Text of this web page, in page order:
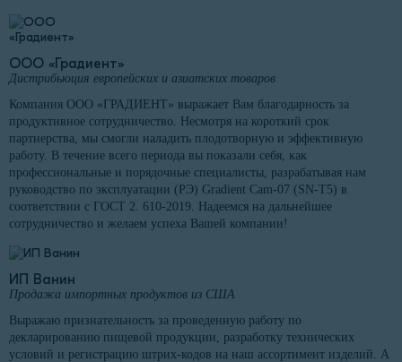
ООО «Градиент»
Дистрибьюция европейских и азиатских товаров
Компания ООО «ГРАДИЕНТ» выражает Вам благодарность за
продуктивное сотрудничество. Несмотря на короткий срок
партнерства, мы смогли наладить плодотворную и эффективную
работу. В течение всего периода вы показали себя, как
профессиональные и порядочные специалисты, разрабатывая нам
руководство по эксплуатации (РЭ) Gradient Cam-07 (SN-T5) в
соответствии с ГОСТ 2. 610-2019. Надеемся на дальнейшее
сотрудничество и желаем успеха Вашей компании!
ИП Ванин
Продажа импортных продуктов из США
Выражаю признательность за проведенную работу по
декларированию пищевой продукции, разработку технических
условий и регистрацию штрих-кодов на наш ассортимент изделий. А